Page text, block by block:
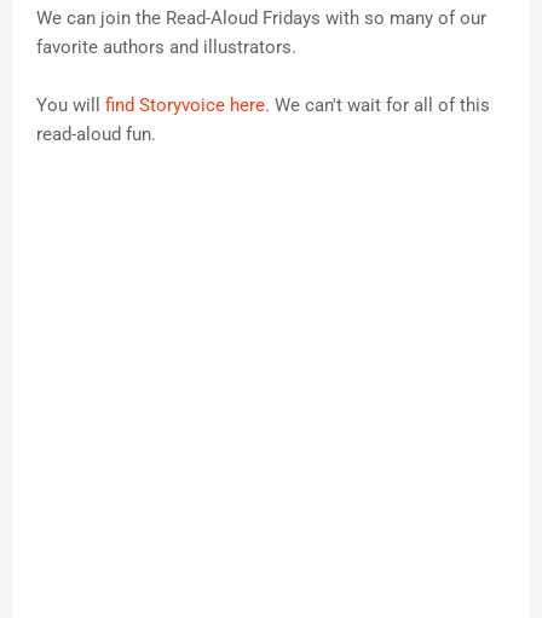
We can join the Read-Aloud Fridays with so many of our
favorite authors and illustrators.
You will find Storyvoice here. We can't wait for all of this
read-aloud fun.